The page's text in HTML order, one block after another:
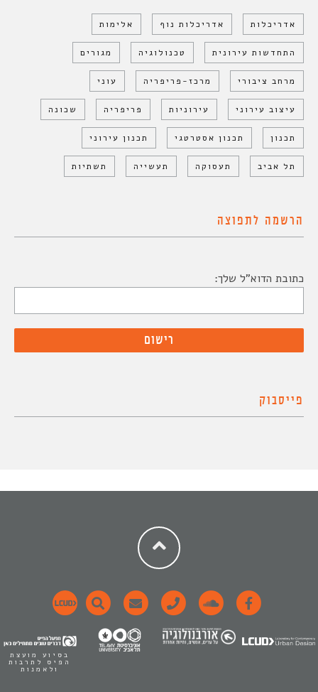
אדריכלות אדריכלות נוף אלימות
התחדשות עירונית טכנולוגיה מגורים
מרחב ציבורי מרכז-פריפריה עוני
עיצוב עירוני עירוניות פריפריה שכונה
תכנון תכנון אסטרטגי תכנון עירוני
תל אביב תעסוקה תעשייה תשתיות
הרשמה לתפוצה
כתובת הדוא"ל שלך:
פייסבוק
בסיוע מועצת
הפיס לתרבות
ולאמנות